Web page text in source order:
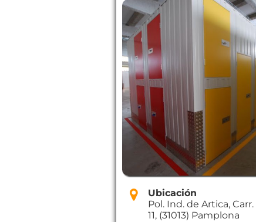
Ubicación
Pol. Ind. de Artica,
11, (31013) Pamplona